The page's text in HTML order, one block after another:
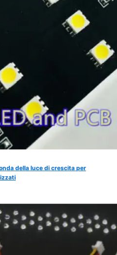
della luce di crescita per